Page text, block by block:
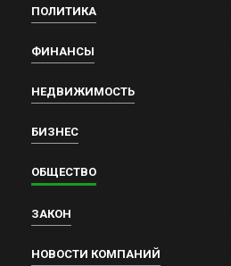
ПОЛИТИКА
ФИНАНСЫ
НЕДВИЖИМОСТЬ
БИЗНЕС
ОБЩЕСТВО
ЗАКОН
НОВОСТИ КОМПАНИЙ